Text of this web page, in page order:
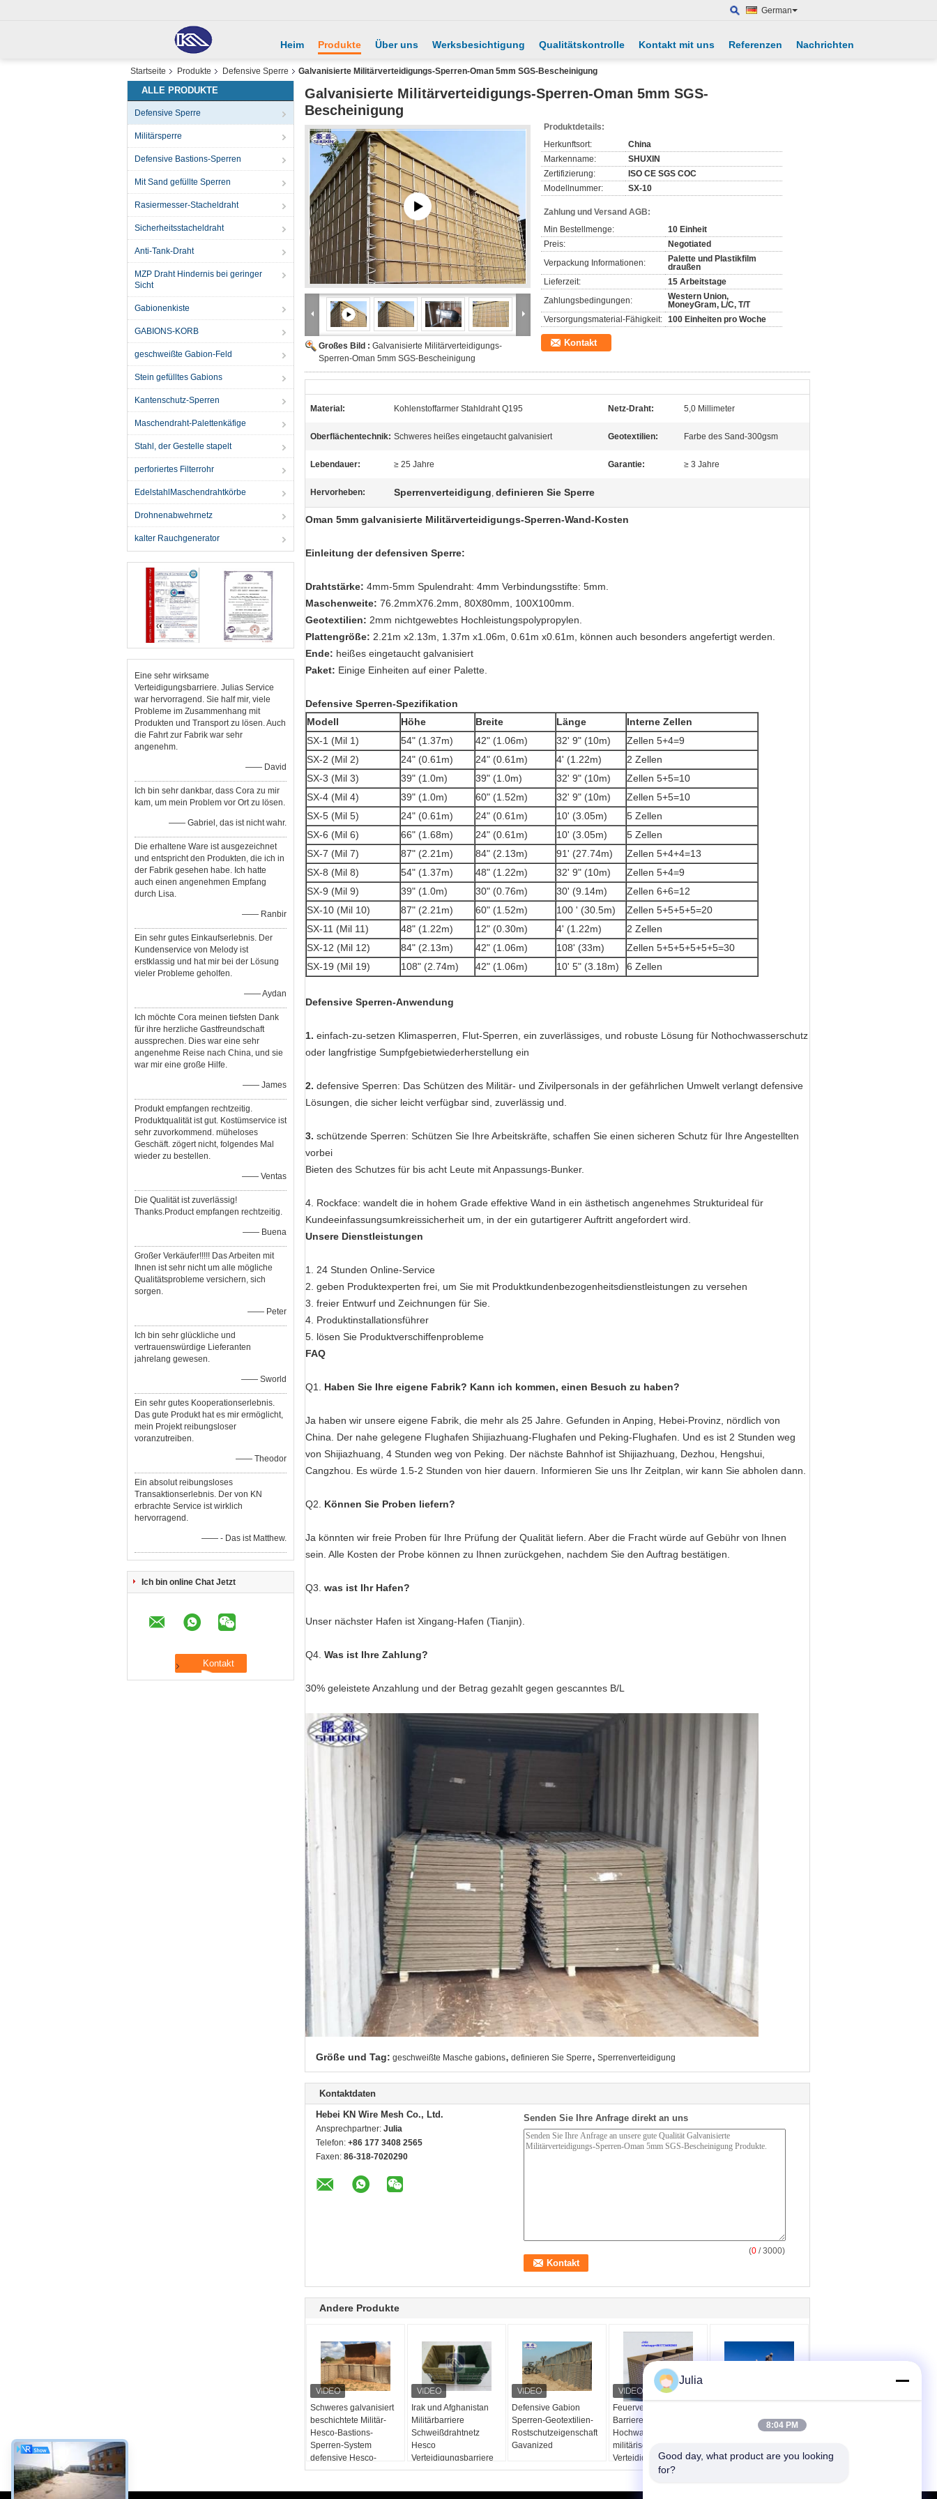
German
Heim Produkte Über uns Werksbesichtigung Qualitätskontrolle Kontakt mit uns Referenzen Nachrichten
Startseite Produkte Defensive Sperre Galvanisierte Militärverteidigungs-Sperren-Oman 5mm SGS-Bescheinigung
ALLE PRODUKTE
Defensive Sperre
Militärsperre
Defensive Bastions-Sperren
Mit Sand gefüllte Sperren
Rasiermesser-Stacheldraht
Sicherheitsstacheldraht
Anti-Tank-Draht
MZP Draht Hindernis bei geringer
Sicht
Gabionenkiste
GABIONS-KORB
geschweißte Gabion-Feld
Stein gefülltes Gabions
Kantenschutz-Sperren
Maschendraht-Palettenkäfige
Stahl, der Gestelle stapelt
perforiertes Filterrohr
EdelstahlMaschendrahtkörbe
Drohnenabwehrnetz
kalter Rauchgenerator
Eine sehr wirksame
Verteidigungsbarriere. Julias Service
war hervorragend. Sie half mir, viele
Probleme im Zusammenhang mit
Produkten und Transport zu lösen. Auch
die Fahrt zur Fabrik war sehr
angenehm.
—— David
Ich bin sehr dankbar, dass Cora zu mir
kam, um mein Problem vor Ort zu lösen.
—— Gabriel, das ist nicht wahr.
Die erhaltene Ware ist ausgezeichnet
und entspricht den Produkten, die ich in
der Fabrik gesehen habe. Ich hatte
auch einen angenehmen Empfang
durch Lisa.
—— Ranbir
Ein sehr gutes Einkaufserlebnis. Der
Kundenservice von Melody ist
erstklassig und hat mir bei der Lösung
vieler Probleme geholfen.
—— Aydan
Ich möchte Cora meinen tiefsten Dank
für ihre herzliche Gastfreundschaft
aussprechen. Dies war eine sehr
angenehme Reise nach China, und sie
war mir eine große Hilfe.
—— James
Produkt empfangen rechtzeitig.
Produktqualität ist gut. Kostümservice ist
sehr zuvorkommend. müheloses
Geschäft. zögert nicht, folgendes Mal
wieder zu bestellen.
—— Ventas
Die Qualität ist zuverlässig!
Thanks.Product empfangen rechtzeitig.
—— Buena
Großer Verkäufer!!!!! Das Arbeiten mit
Ihnen ist sehr nicht um alle mögliche
Qualitätsprobleme versichern, sich
sorgen.
—— Peter
Ich bin sehr glückliche und
vertrauenswürdige Lieferanten
jahrelang gewesen.
—— Sworld
Ein sehr gutes Kooperationserlebnis.
Das gute Produkt hat es mir ermöglicht,
mein Projekt reibungsloser
voranzutreiben.
—— Theodor
Ein absolut reibungsloses
Transaktionserlebnis. Der von KN
erbrachte Service ist wirklich
hervorragend.
—— - Das ist Matthew.
Ich bin online Chat Jetzt
Galvanisierte Militärverteidigungs-Sperren-Oman 5mm SGS-
Bescheinigung
Großes Bild : Galvanisierte Militärverteidigungs-
Sperren-Oman 5mm SGS-Bescheinigung
Produktdetails:
Herkunftsort:
China
Markenname:
SHUXIN
Zertifizierung:
ISO CE SGS COC
Modellnummer:
SX-10
Zahlung und Versand AGB:
Min Bestellmenge:
10 Einheit
Preis:
Negotiated
Verpackung Informationen:
Palette und Plastikfilm
draußen
Lieferzeit:
15 Arbeitstage
Zahlungsbedingungen:
Western Union,
MoneyGram, L/C, T/T
Versorgungsmaterial-Fähigkeit: 100 Einheiten pro Woche
Kontakt
Material: Kohlenstoffarmer Stahldraht Q195 Netz-Draht: 5,0 Millimeter
Oberflächentechnik: Schweres heißes eingetaucht galvanisiert Geotextilien: Farbe des Sand-300gsm
Lebendauer: ≥ 25 Jahre Garantie: ≥ 3 Jahre
Hervorheben: Sperrenverteidigung, definieren Sie Sperre
Oman 5mm galvanisierte Militärverteidigungs-Sperren-Wand-Kosten
Einleitung der defensiven Sperre:
Drahtstärke: 4mm-5mm Spulendraht: 4mm Verbindungsstifte: 5mm.
Maschenweite: 76.2mmX76.2mm, 80X80mm, 100X100mm.
Geotextilien: 2mm nichtgewebtes Hochleistungspolypropylen.
Plattengröße: 2.21m x2.13m, 1.37m x1.06m, 0.61m x0.61m, können auch besonders angefertigt werden.
Ende: heißes eingetaucht galvanisiert
Paket: Einige Einheiten auf einer Palette.
Defensive Sperren-Spezifikation
Modell
Höhe Breite Länge
Interne Zellen
SX-1 (Mil 1)
54" (1.37m) 42" (1.06m) 32' 9" (10m)
Zellen 5+4=9
SX-2 (Mil 2)
24" (0.61m) 24" (0.61m) 4' (1.22m)
2 Zellen
SX-3 (Mil 3)
39" (1.0m) 39" (1.0m) 32' 9" (10m)
Zellen 5+5=10
SX-4 (Mil 4)
39" (1.0m) 60" (1.52m) 32' 9" (10m)
Zellen 5+5=10
SX-5 (Mil 5)
24" (0.61m) 24" (0.61m) 10' (3.05m)
5 Zellen
SX-6 (Mil 6)
66" (1.68m) 24" (0.61m) 10' (3.05m)
5 Zellen
SX-7 (Mil 7)
87" (2.21m) 84" (2.13m) 91' (27.74m)
Zellen 5+4+4=13
SX-8 (Mil 8)
54" (1.37m) 48" (1.22m) 32' 9" (10m)
Zellen 5+4=9
SX-9 (Mil 9)
39" (1.0m) 30" (0.76m) 30' (9.14m)
Zellen 6+6=12
SX-10 (Mil 10)
87" (2.21m) 60" (1.52m) 100 ' (30.5m)
Zellen 5+5+5+5=20
SX-11 (Mil 11)
48" (1.22m) 12" (0.30m) 4' (1.22m)
2 Zellen
SX-12 (Mil 12)
84" (2.13m) 42" (1.06m) 108' (33m)
Zellen 5+5+5+5+5+5=30
SX-19 (Mil 19)
108" (2.74m) 42" (1.06m) 10' 5" (3.18m) 6 Zellen
Defensive Sperren-Anwendung
1. einfach-zu-setzen Klimasperren, Flut-Sperren, ein zuverlässiges, und robuste Lösung für Nothochwasserschutz
oder langfristige Sumpfgebietwiederherstellung ein
2. defensive Sperren: Das Schützen des Militär- und Zivilpersonals in der gefährlichen Umwelt verlangt defensive
Lösungen, die sicher leicht verfügbar sind, zuverlässig und.
3. schützende Sperren: Schützen Sie Ihre Arbeitskräfte, schaffen Sie einen sicheren Schutz für Ihre Angestellten
vorbei
Bieten des Schutzes für bis acht Leute mit Anpassungs-Bunker.
4. Rockface: wandelt die in hohem Grade effektive Wand in ein ästhetisch angenehmes Strukturideal für
Kundeeinfassungsumkreissicherheit um, in der ein gutartigerer Auftritt angefordert wird.
Unsere Dienstleistungen
1. 24 Stunden Online-Service
2. geben Produktexperten frei, um Sie mit Produktkundenbezogenheitsdienstleistungen zu versehen
3. freier Entwurf und Zeichnungen für Sie.
4. Produktinstallationsführer
5. lösen Sie Produktverschiffenprobleme
FAQ
Q1. Haben Sie Ihre eigene Fabrik? Kann ich kommen, einen Besuch zu haben?
Ja haben wir unsere eigene Fabrik, die mehr als 25 Jahre. Gefunden in Anping, Hebei-Provinz, nördlich von
China. Der nahe gelegene Flughafen Shijiazhuang-Flughafen und Peking-Flughafen. Und es ist 2 Stunden weg
von Shijiazhuang, 4 Stunden weg von Peking. Der nächste Bahnhof ist Shijiazhuang, Dezhou, Hengshui,
Cangzhou. Es würde 1.5-2 Stunden von hier dauern. Informieren Sie uns Ihr Zeitplan, wir kann Sie abholen dann.
Q2. Können Sie Proben liefern?
Ja könnten wir freie Proben für Ihre Prüfung der Qualität liefern. Aber die Fracht würde auf Gebühr von Ihnen
sein. Alle Kosten der Probe können zu Ihnen zurückgehen, nachdem Sie den Auftrag bestätigen.
Q3. was ist Ihr Hafen?
Unser nächster Hafen ist Xingang-Hafen (Tianjin).
Q4. Was ist Ihre Zahlung?
30% geleistete Anzahlung und der Betrag gezahlt gegen gescanntes B/L
Größe und Tag: geschweißte Masche gabions, definieren Sie Sperre, Sperrenverteidigung
Kontaktdaten
Hebei KN Wire Mesh Co., Ltd.
Ansprechpartner: Julia
Telefon: +86 177 3408 2565
Faxen: 86-318-7020290
Senden Sie Ihre Anfrage direkt an uns
(0 / 3000)
Andere Produkte
Schweres galvanisiert
beschichtete Militär-
Hesco-Bastions-
Sperren-System
defensive Hesco-
Sperre
Irak und Afghanistan
Militärbarriere
Schweißdrahtnetz
Hesco
Verteidigungsbarriere
mit Geotextilstoff
Defensive Gabion
Sperren-Geotextilien-
Rostschutzeigenschaft
Gavanized
Feuerverzinkte Hesco-
Barriere für
Hochwasserschutz und
militärische
Verteidigung
militärischesmit sand
gefülltes Mil 1 4.0mm
Julia
8:04 PM
Good day, what product are you looking
for?